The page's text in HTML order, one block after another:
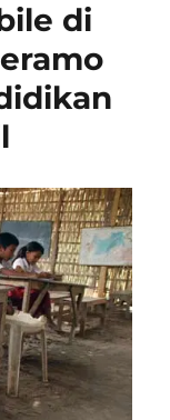
di